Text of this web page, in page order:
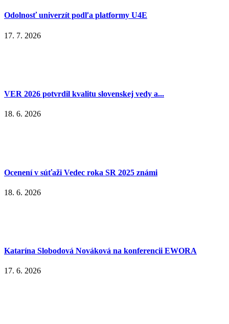
Odolnosť univerzít podľa platformy U4E
17. 7. 2026
VER 2026 potvrdil kvalitu slovenskej vedy a...
18. 6. 2026
Ocenení v súťaži Vedec roka SR 2025 známi
18. 6. 2026
Katarína Slobodová Nováková na konferencii EWORA
17. 6. 2026